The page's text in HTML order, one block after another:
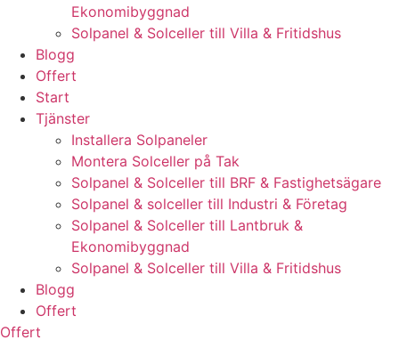
Ekonomibyggnad
Solpanel & Solceller till Villa & Fritidshus
Blogg
Offert
Start
Tjänster
Installera Solpaneler
Montera Solceller på Tak
Solpanel & Solceller till BRF & Fastighetsägare
Solpanel & solceller till Industri & Företag
Solpanel & Solceller till Lantbruk &
Ekonomibyggnad
Solpanel & Solceller till Villa & Fritidshus
Blogg
Offert
Offert